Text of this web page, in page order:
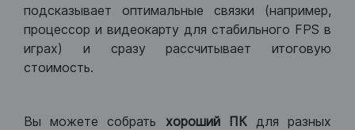
подсказывает оптимальные связки (например,
процессор и видеокарту для стабильного FPS в
играх) и сразу рассчитывает итоговую
стоимость.
Вы можете собрать хороший ПКдля разных